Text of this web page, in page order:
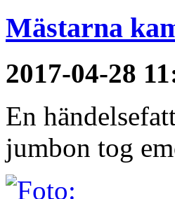
Mästarna
2017-04-28
En
jumbon tog